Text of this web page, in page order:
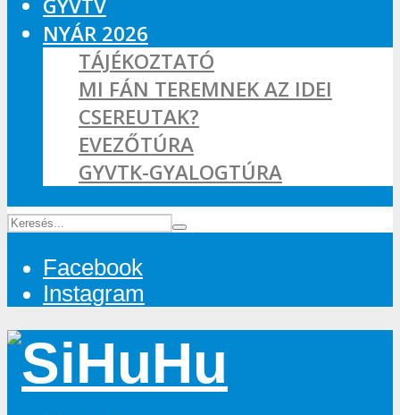
GYVTV
NYÁR 2026
TÁJÉKOZTATÓ
MI FÁN TEREMNEK AZ IDEI
CSEREUTAK?
EVEZŐTÚRA
GYVTK-GYALOGTÚRA
Facebook
Instagram